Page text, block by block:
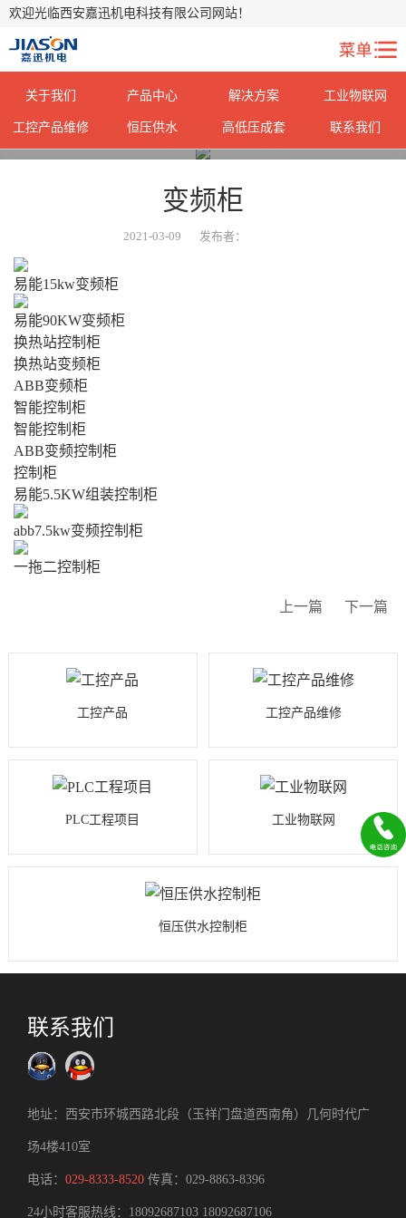
欢迎光临西安嘉迅机电科技有限公司网站！
关于我们 产品中心 解决方案 工业物联网
工控产品维修 恒压供水 高低压成套
联系我们
变频柜
2021-03-09 发布者：
易能15kw变频柜
易能90KW变频柜
换热站控制柜
换热站变频柜
ABB变频柜
智能控制柜
智能控制柜
ABB变频控制柜
控制柜
易能5.5KW组装控制柜
abb7.5kw变频控制柜
一拖二控制柜
上一篇 下一篇
工控产品 工控产品维修
PLC工程项目 工业物联网
恒压供水控制柜
联系我们
地址：西安市环城西路北段（玉祥门盘道西南角）几何时代广
场4楼410室
电话： 029-8333-8520 传真：029-8863-8396
24小时客服热线： 18092687103 18092687106